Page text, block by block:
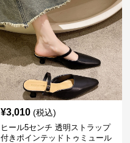
¥3,010 (税込)
ヒール5センチ 透明ストラップ
付きポインテッドトゥミュール